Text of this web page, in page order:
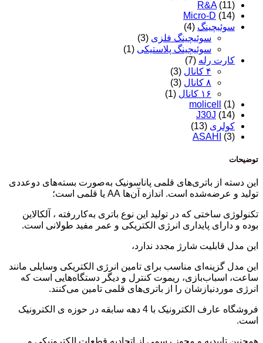
R&A (11)
Micro-D (14)
سوئیچینگ (4)
سوئیچینگ فلزی (3)
سوئیچینگ پلاستیکی (1)
کارت رله (7)
۴ کانال
(3)
۸ کانال
(3)
۱۶ کانال
(1)
molicell
(1)
J30J (14)
کولری (13)
ASAHI
(3)
توضیحات
این دسته از باتری‌های قلمی پاناسونیک به‌صورت بسته‌های دوعددی
تولید و عرضه‌شده است. اندازه آن‌ها AA یا قلمی است؛
تکنولوژی ساختی که در تولید این نوع باتری به‌کاررفته ، آلکالاین
بوده و دارای پایداری انرژی الکتریکی و عمر مفید طولانی است.
این مدل قابلیت شارژ مجدد ندارد،
این مدل گزینه‌ای مناسب برای تامین انرژی الکتریکی وسایلی مانند
ساعت، اسباب‌بازی، ریموت کنترل و دیگر دستگاه‌هایی است که
انرژی موردنیازشان را از باتری‌های قلمی تامین می‌کنند.
فروشگاه عارف الکترونیک با 4 دهه سابقه در حوزه ی الکترونیک
است.